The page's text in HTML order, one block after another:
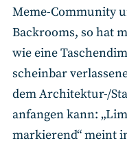
Meme-Community
Backrooms, so hat
wie eine
scheinbar
dem Architektur-/
anfangen kann:
markierend“ meint